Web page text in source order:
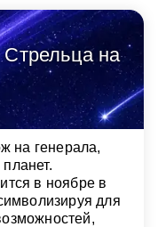
на
на генерала,
в ноябре в
для